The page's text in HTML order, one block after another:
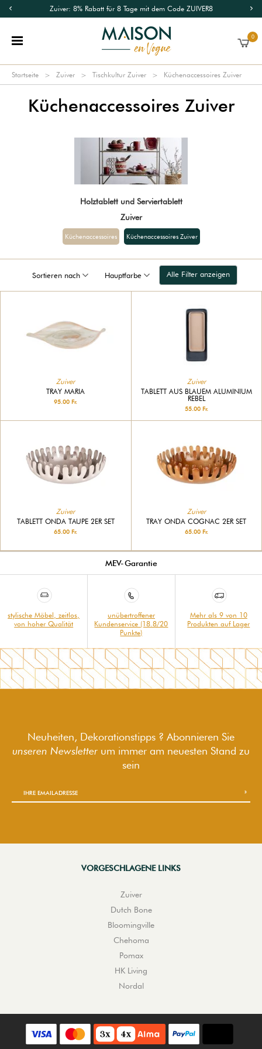
Zuiver: 8% Rabatt für 8 Tage mit dem Code ZUIVER8
0
Startseite Zuiver Tischkultur Zuiver Küchenaccessoires Zuiver
Küchenaccessoires Zuiver
Holztablett und Serviertablett
Zuiver
Küchenaccessoires Küchenaccessoires Zuiver
Sortieren nach Hauptfarbe Alle Filter anzeigen
Zuiver
TRAY MARIA
95.00 Fr.
Zuiver
TABLETT AUS BLAUEM ALUMINIUM
REBEL
55.00 Fr.
Zuiver
TABLETT ONDA TAUPE 2ER SET
65.00 Fr.
Zuiver
TRAY ONDA COGNAC 2ER SET
65.00 Fr.
MEV-Garantie
stylische Möbel, zeitlos,
von hoher Qualität
unübertroffener
Kundenservice (18.8/20
Punkte)
Mehr als 9 von 10
Produkten auf Lager
Neuheiten, Dekorationstipps ? Abonnieren Sie
unseren Newsletter um immer am neuesten Stand zu
sein
VORGESCHLAGENE LINKS
Zuiver
Dutch Bone
Bloomingville
Chehoma
Pomax
HK Living
Nordal